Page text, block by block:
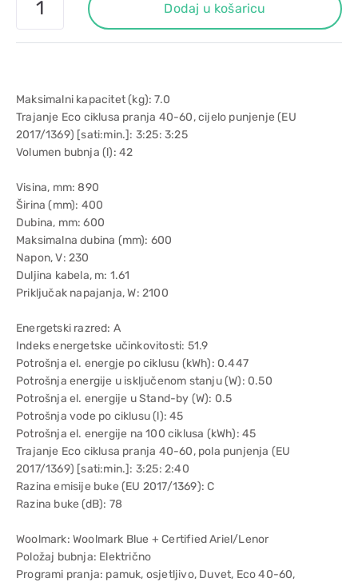
Dodaj u košaricu
Maksimalni kapacitet (kg): 7.0
Trajanje Eco ciklusa pranja 40-60, cijelo punjenje (EU
2017/1369) [sati:min.]: 3:25: 3:25
Volumen bubnja (l): 42
Visina, mm: 890
Širina (mm): 400
Dubina, mm: 600
Maksimalna dubina (mm): 600
Napon, V: 230
Duljina kabela, m: 1.61
Priključak napajanja, W: 2100
Energetski razred: A
Indeks energetske učinkovitosti: 51.9
Potrošnja el. energje po ciklusu (kWh): 0.447
Potrošnja energije u isključenom stanju (W): 0.50
Potrošnja el. energije u Stand-by (W): 0.5
Potrošnja vode po ciklusu (l): 45
Potrošnja el. energije na 100 ciklusa (kWh): 45
Trajanje Eco ciklusa pranja 40-60, pola punjenja (EU
2017/1369) [sati:min.]: 3:25: 2:40
Razina emisije buke (EU 2017/1369): C
Razina buke (dB): 78
Woolmark: Woolmark Blue + Certified Ariel/Lenor
Položaj bubnja: Električno
Programi pranja: pamuk, osjetljivo, Duvet, Eco 40-60,